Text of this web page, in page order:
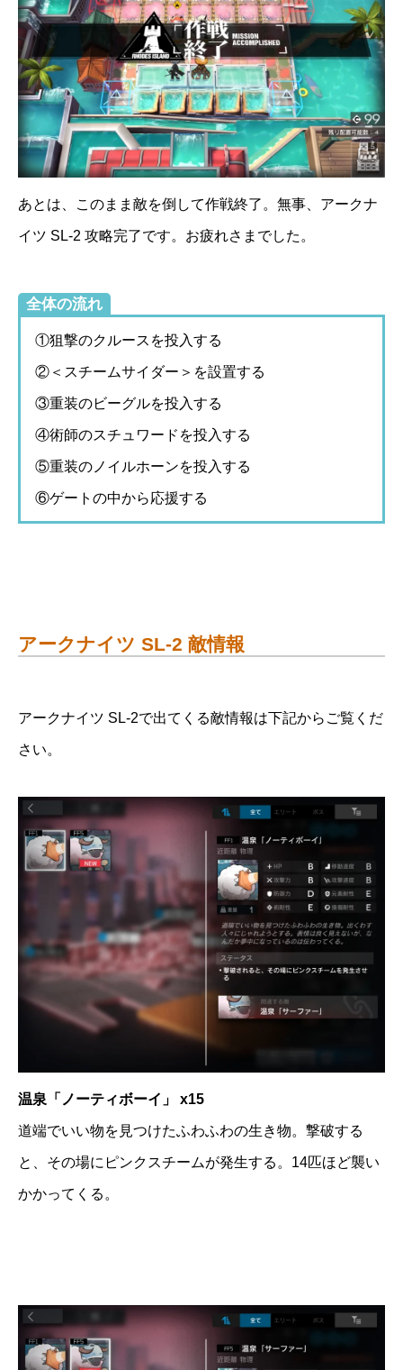
あとは、このまま敵を倒して作戦終了。無事、アークナ
イツ SL-2 攻略完了です。お疲れさまでした。
全体の流れ
①狙撃のクルースを投入する
②＜スチームサイダー＞を設置する
③重装のビーグルを投入する
④術師のスチュワードを投入する
⑤重装のノイルホーンを投入する
⑥ゲートの中から応援する
アークナイツ SL-2 敵情報
アークナイツ SL-2で出てくる敵情報は下記からご覧くだ
さい。
温泉「ノーティボーイ」 x15
道端でいい物を見つけたふわふわの生き物。撃破する
と、その場にピンクスチームが発生する。14匹ほど襲い
かかってくる。